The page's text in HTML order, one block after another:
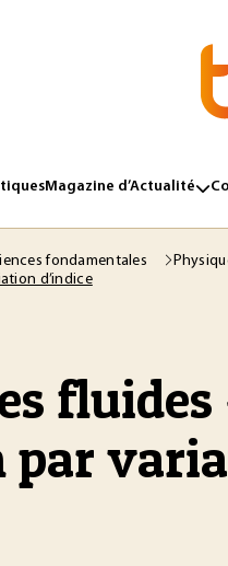
Magazine d’Actualité
fondamentales
d’indice
fluides
par